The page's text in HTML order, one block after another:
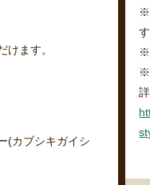
けます。
(カブシキガイシ
※
す
※
※